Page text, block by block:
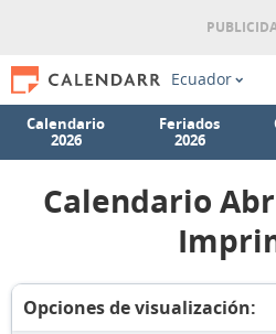
Ecuador
Calendario
2026
Feriados
2026
Calendario
Opciones de visualización: